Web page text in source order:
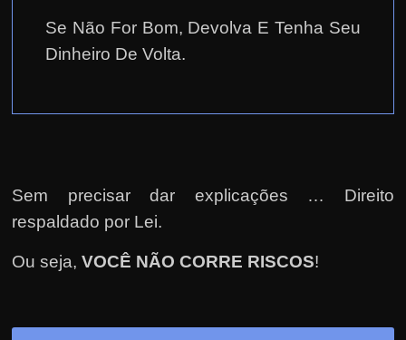
Se Não For Bom, Devolva E Tenha Seu
Dinheiro De Volta.
Sem precisar dar explicações … Direito
respaldado por Lei.
Ou seja,VOCÊ NÃO CORRE RISCOS!